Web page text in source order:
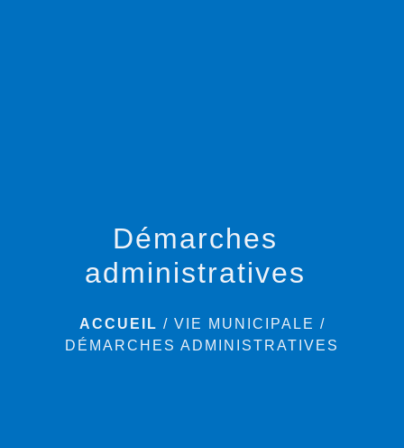
Démarches
administratives
ACCUEIL / VIE MUNICIPALE /
DÉMARCHES ADMINISTRATIVES